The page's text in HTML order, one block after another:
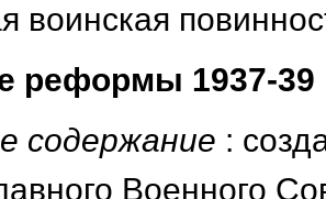
воинская
реформы 1937-39
содержание :
Военного